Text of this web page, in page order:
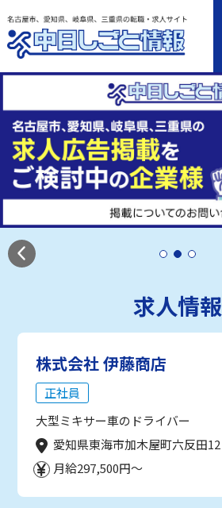
求人情報
株式会社 伊藤商店
正社員
大型ミキサー車のドライバー
愛知県東海市加木屋町六反田12
月給297,500円～